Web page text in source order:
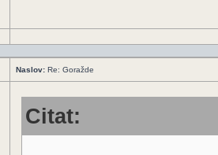
Naslov: Re: Goražde
Citat: